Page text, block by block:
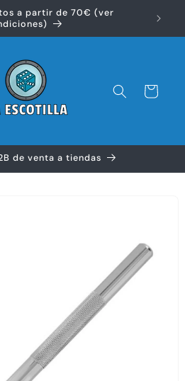
a partir de 70€ (ver
Carrito
de venta a tiendas